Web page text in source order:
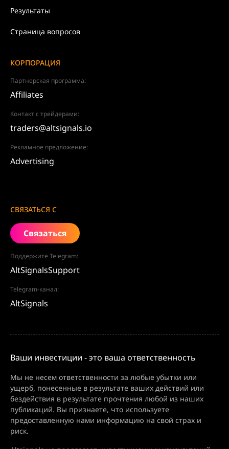
Результаты
Страница вопросов
КОРПОРАЦИЯ
Партнерская программа:
Affiliates
Контакт с трейдерами:
traders@altsignals.io
Рекламное предложение:
Advertising
СВЯЗАТЬСЯ С
Связаться
Поддержите Telegram:
AltSignalsSupport
Telegram-канал:
AltSignals
Ваши инвестиции - это ваша ответственность
Мы не несем ответственности за любые убытки или
ущерб, понесенные в результате ваших действий или
бездействия в результате прочтения любой из наших
публикаций. Вы признаете, что используете
предоставленную нами информацию на свой страх и
риск.